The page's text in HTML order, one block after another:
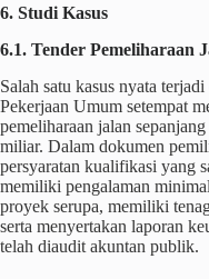
6. Studi Kasus
6.1. Tender Pemeliharaan
Salah satu kasus nyata
Pekerjaan Umum setempat
pemeliharaan jalan
miliar. Dalam dokumen
persyaratan kualifikasi yang
memiliki pengalaman
proyek serupa, memiliki
serta menyertakan laporan
telah diaudit akuntan publik.